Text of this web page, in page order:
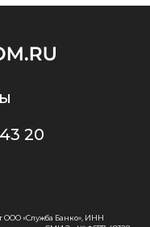
20
ООО «Служба Банко», ИНН